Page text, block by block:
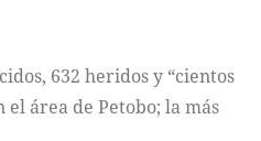
632 heridos y “cientos
área de Petobo; la más